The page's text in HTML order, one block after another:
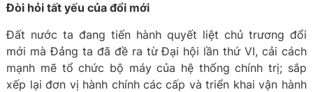
Đòi hỏi tất yếu của đổi mới
Đất nước ta đang tiến hành quyết liệt chủ trương đổi
mới mà Đảng ta đã đề ra từ Đại hội lần thứ VI, cải cách
mạnh mẽ tổ chức bộ máy của hệ thống chính trị; sắp
xếp lại đơn vị hành chính các cấp và triển khai vận hành